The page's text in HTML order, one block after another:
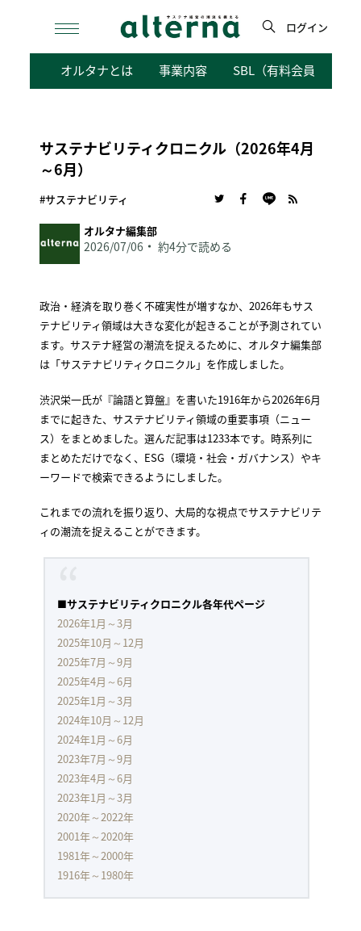
検
ログイン
オルタナとは 事業内容 SBL（有料会員向けサ
サステナビリティクロニクル（2026年4月
～6月）
#サステナビリティ
オルタナ編集部
2026/07/06 約4分で読める
政治・経済を取り巻く不確実性が増すなか、2026年もサス
テナビリティ領域は大きな変化が起きることが予測されてい
ます。サステナ経営の潮流を捉えるために、オルタナ編集部
は「サステナビリティクロニクル」を作成しました。
渋沢栄一氏が『論語と算盤』を書いた1916年から2026年6月
までに起きた、サステナビリティ領域の重要事項（ニュー
ス）をまとめました。選んだ記事は1233本です。時系列に
まとめただけでなく、ESG（環境・社会・ガバナンス）やキ
ーワードで検索できるようにしました。
これまでの流れを振り返り、大局的な視点でサステナビリテ
ィの潮流を捉えることができます。
■サステナビリティクロニクル各年代ページ
2026年1月～3月
2025年10月～12月
2025年7月～9月
2025年4月～6月
2025年1月～3月
2024年10月～12月
2024年1月～6月
2023年7月～9月
2023年4月～6月
2023年1月～3月
2020年～2022年
2001年～2020年
1981年～2000年
1916年～1980年